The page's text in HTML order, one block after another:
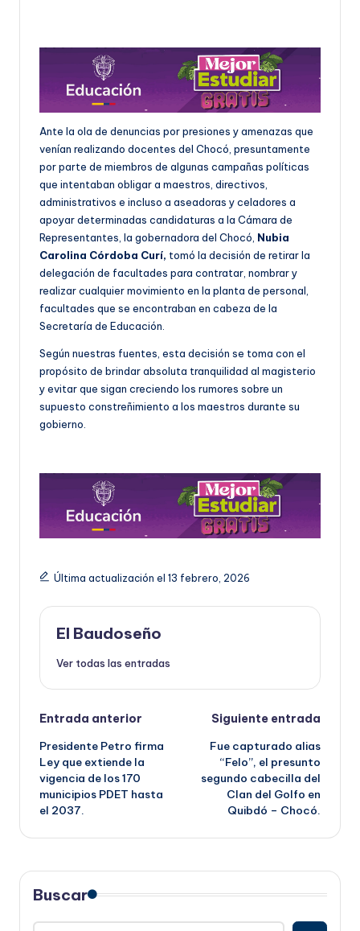
Ante la ola de denuncias por presiones y amenazas que
venían realizando docentes del Chocó, presuntamente
por parte de miembros de algunas campañas políticas
que intentaban obligar a maestros, directivos,
administrativos e incluso a aseadoras y celadores a
apoyar determinadas candidaturas a la Cámara de
Representantes, la gobernadora del Chocó, Nubia
Carolina Córdoba Curí, tomó la decisión de retirar la
delegación de facultades para contratar, nombrar y
realizar cualquier movimiento en la planta de personal,
facultades que se encontraban en cabeza de la
Secretaría de Educación.
Según nuestras fuentes, esta decisión se toma con el
propósito de brindar absoluta tranquilidad al magisterio
y evitar que sigan creciendo los rumores sobre un
supuesto constreñimiento a los maestros durante su
gobierno.
Última actualización el 13 febrero, 2026
El Baudoseño
Ver todas las entradas
Navegación
de
entradas
Entrada anterior
Presidente Petro firma
Ley que extiende la
vigencia de los 170
municipios PDET hasta
el 2037.
Siguiente entrada
Fue capturado alias
“Felo”, el presunto
segundo cabecilla del
Clan del Golfo en
Quibdó – Chocó.
Buscar